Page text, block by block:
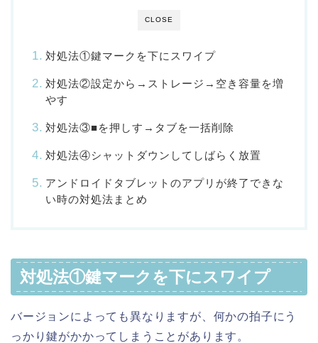
CLOSE
対処法①鍵マークを下にスワイプ
対処法②設定から→ストレージ→空き容量を増
やす
対処法③■を押しす→タブを一括削除
対処法④シャットダウンしてしばらく放置
アンドロイドタブレットのアプリが終了できな
い時の対処法まとめ
対処法①鍵マークを下にスワイプ
バージョンによっても異なりますが、何かの拍子にう
っかり鍵がかかってしまうことがあります。